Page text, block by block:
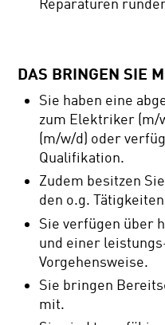
Reparaturen
DAS BRINGEN SIE
Sie haben eine
zum Elektriker (m/
(m/w/d) oder
Qualifikation.
Zudem besitzen
den o.g.
Sie verfügen über
und einer
Vorgehensweise.
Sie bringen
mit.